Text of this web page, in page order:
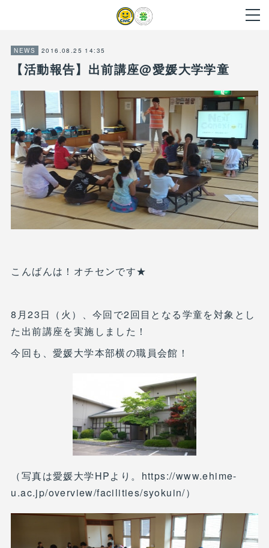
NEWS 2016.08.25 14:35
【活動報告】出前講座@愛媛大学学童
こんばんは！オチセンです★
8月23日（火）、今回で2回目となる学童を対象とし
た出前講座を実施しました！
今回も、愛媛大学本部横の職員会館！
（写真は愛媛大学HPより。https://www.ehime-
u.ac.jp/overview/facilities/syokuin/）